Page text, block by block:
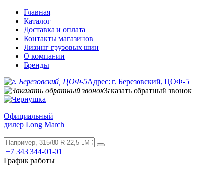
Главная
Каталог
Доставка и оплата
Контакты магазинов
Лизинг грузовых шин
О компании
Бренды
Адрес: г. Березовский, ЦОФ-5
Заказать обратный звонок
Официальный
дилер Long March
+7 343 344-01-01
График работы